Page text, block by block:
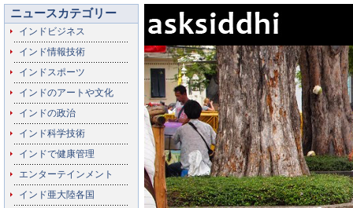
ニュースカテゴリー
インドビジネス
インド情報技術
インドスポーツ
インドのアートや文化
インドの政治
インド科学技術
インドで健康管理
エンターテインメント
インド亜大陸各国